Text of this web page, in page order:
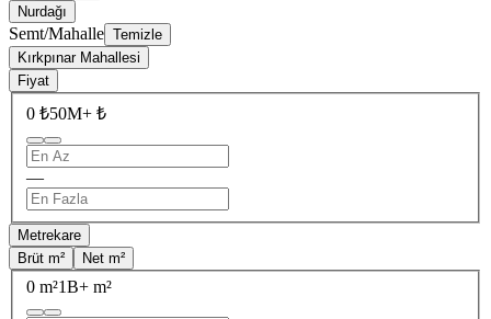
Nurdağı
Semt/Mahalle Temizle
Kırkpınar Mahallesi
Fiyat
0 ₺50M+ ₺
—
Metrekare
Brüt m²
Net m²
0 m²1B+ m²